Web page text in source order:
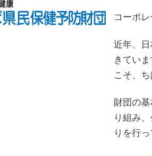
コーポ
近年、
きてい
こそ、
財団の
り組み
りを行